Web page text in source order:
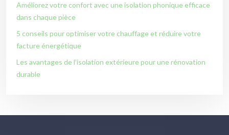
Améliorez votre confort avec une isolation phonique efficace
dans chaque pièce
5 conseils pour optimiser votre chauffage et réduire votre
facture énergétique
Les avantages de l’isolation extérieure pour une rénovation
durable